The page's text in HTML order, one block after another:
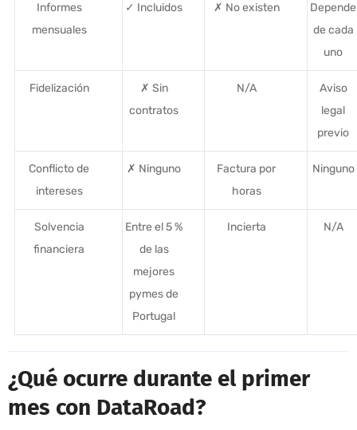
Informes
mensuales
✓ Incluidos ✗ No existen
Depende
de cada
uno
Fidelización
✗ Sin
contratos
N/A
Aviso
legal
previo
Conflicto de
intereses
✗ Ninguno
Factura por
horas
Ninguno
Solvencia
financiera
Entre el 5 %
de las
mejores
pymes de
Portugal
Incierta N/A
¿Qué ocurre durante el primer
mes con DataRoad?